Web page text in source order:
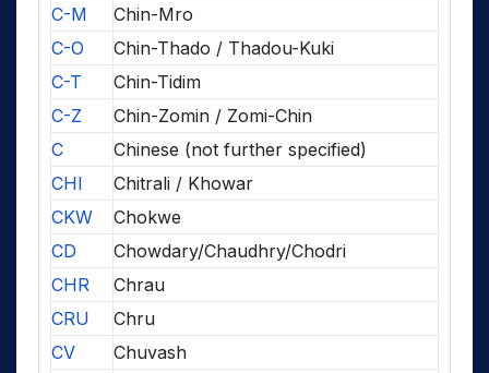
C-M
Chin-Mro
C-O
Chin-Thado / Thadou-Kuki
C-T
Chin-Tidim
C-Z
Chin-Zomin / Zomi-Chin
C
Chinese (not further specified)
CHI
Chitrali / Khowar
CKW
Chokwe
CD
Chowdary/Chaudhry/Chodri
CHR
Chrau
CRU
Chru
CV
Chuvash